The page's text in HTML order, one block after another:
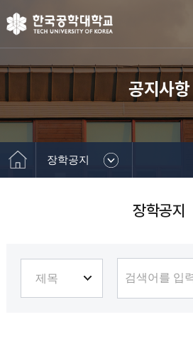
공지사항
장학공지
장학공지